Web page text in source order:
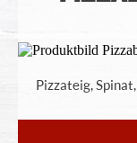
Pizzateig,